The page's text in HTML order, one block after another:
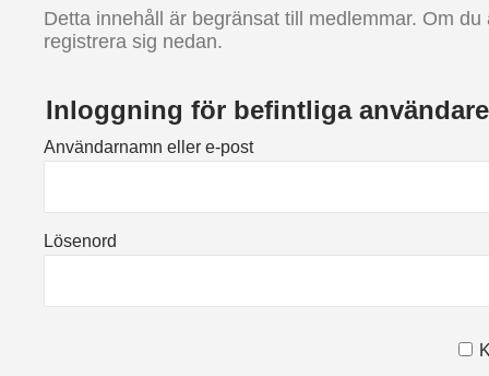
Detta innehåll är begränsat till medlemmar. Om
registrera sig nedan.
Inloggning för befintliga användare
Användarnamn eller e-post
Lösenord